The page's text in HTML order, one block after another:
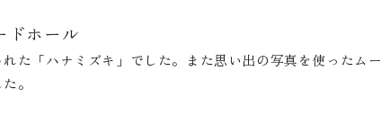
ドホール
た「ハナミズキ」でした。また思い出の写真を使ったムー
。